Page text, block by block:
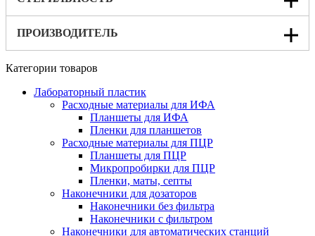
ПРОИЗВОДИТЕЛЬ
Категории товаров
Лабораторный пластик
Расходные материалы для ИФА
Планшеты для ИФА
Пленки для планшетов
Расходные материалы для ПЦР
Планшеты для ПЦР
Микропробирки для ПЦР
Пленки, маты, септы
Наконечники для дозаторов
Наконечники без фильтра
Наконечники с фильтром
Наконечники для автоматических станций